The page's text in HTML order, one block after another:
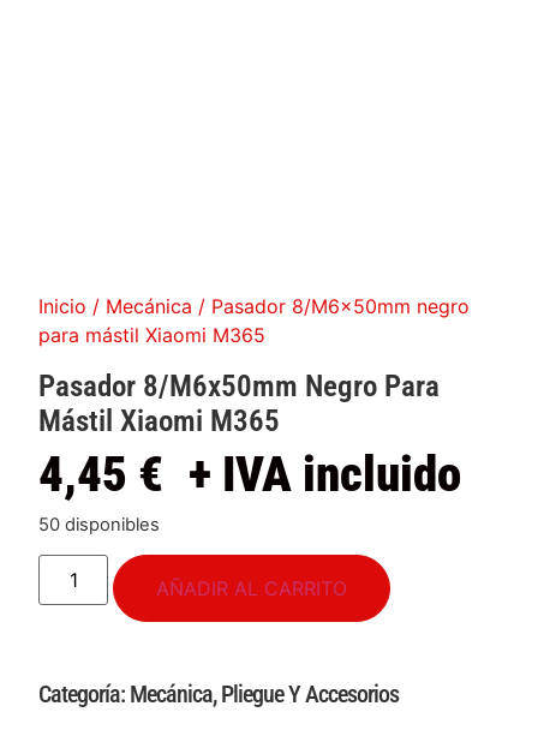
Inicio / Mecánica / Pasador 8/M6x50mm negro
para mástil Xiaomi M365
Pasador 8/M6x50mm Negro Para
Mástil Xiaomi M365
4,45 € + IVA incluido
50 disponibles
AÑADIR AL CARRITO
Categoría: Mecánica,Pliegue Y Accesorios